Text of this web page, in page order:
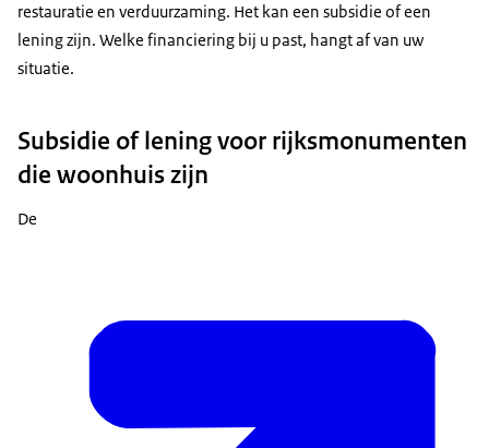
restauratie en verduurzaming. Het kan een subsidie of een
lening zijn. Welke financiering bij u past, hangt af van uw
situatie.
Subsidie of lening voor rijksmonumenten
die woonhuis zijn
De